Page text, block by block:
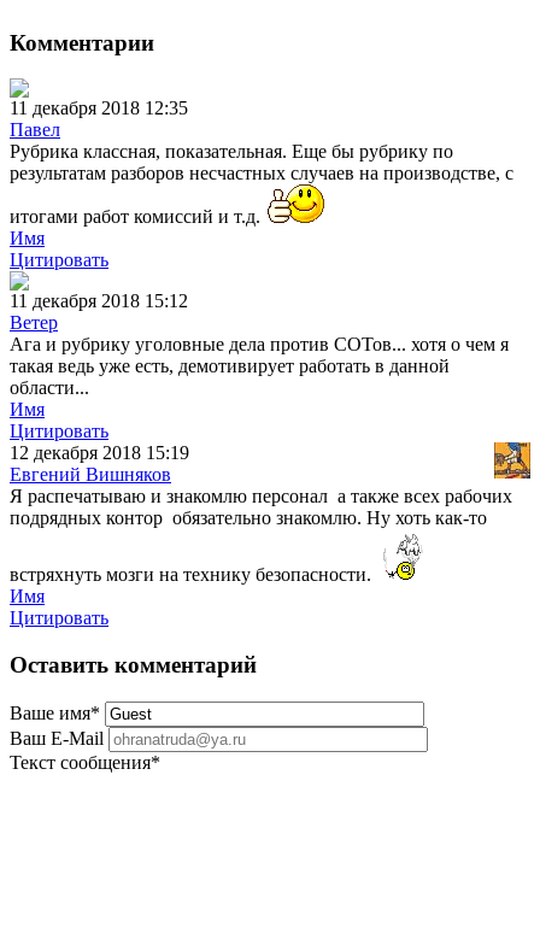
Комментарии
11 декабря 2018 12:35
Павел
Рубрика классная, показательная. Еще бы рубрику по
результатам разборов несчастных случаев на производстве, с
итогами работ комиссий и т.д.
Имя
Цитировать
11 декабря 2018 15:12
Ветер
Ага и рубрику уголовные дела против СОТов... хотя о чем я
такая ведь уже есть, демотивирует работать в данной
области...
Имя
Цитировать
12 декабря 2018 15:19
Евгений Вишняков
Я распечатываю и знакомлю персонал а также всех рабочих
подрядных контор обязательно знакомлю. Ну хоть как-то
встряхнуть мозги на технику безопасности.
Имя
Цитировать
Оставить комментарий
Ваше имя*
Ваш E-Mail
Текст сообщения*